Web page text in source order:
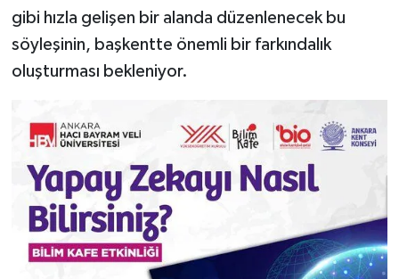
gibi hızla gelişen bir alanda düzenlenecek bu
söyleşinin, başkentte önemli bir farkındalık
oluşturması bekleniyor.